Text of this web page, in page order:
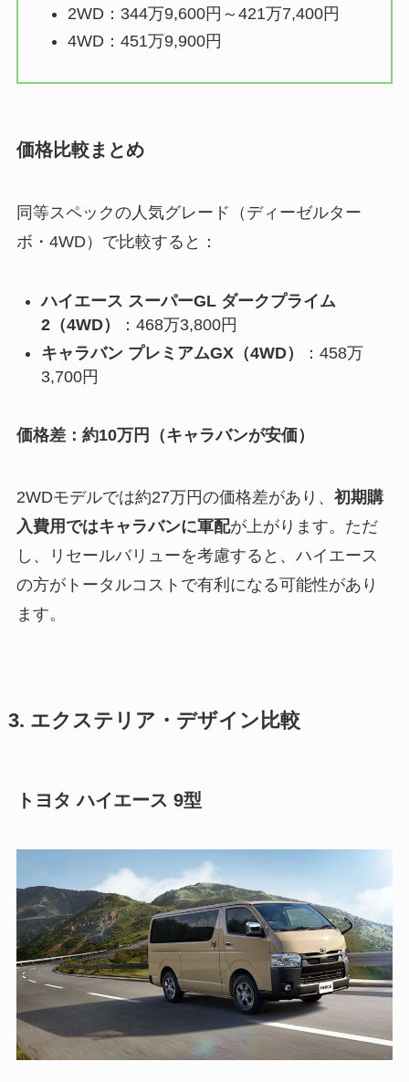
2WD：344万9,600円～421万7,400円
4WD：451万9,900円
価格比較まとめ
同等スペックの人気グレード（ディーゼルター
ボ・4WD）で比較すると：
ハイエース スーパーGL ダークプライム
2（4WD）
：468万3,800円
キャラバン プレミアムGX（4WD）
：458万
3,700円
価格差：約10万円（キャラバンが安価）
2WDモデルでは約27万円の価格差があり、 初期購
入費用ではキャラバンに軍配が上がります。ただ
し、リセールバリューを考慮すると、ハイエース
の方がトータルコストで有利になる可能性があり
ます。
3. エクステリア・デザイン比較
トヨタ ハイエース 9型